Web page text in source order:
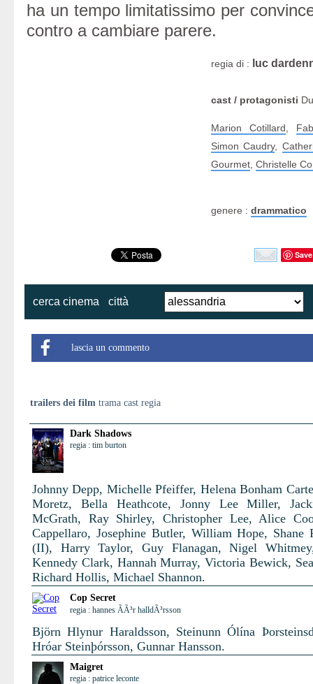
ha un tempo limitatissimo per
contro a cambiare parere.
regia di : luc
cast / protagonisti
Marion Cotillard
Simon Caudry,
Gourmet Christelle
genere : drammatico
Save
cerca cinema città
lascia un commento
trailers dei film trama cast regia
Dark Shadows
regia : tim burton
Johnny Depp, Michelle Pfeiffer, Helena Bonham
Moretz, Bella Heathcote, Jonny Lee Miller,
McGrath, Ray Shirley, Christopher Lee, Alice
Cappellaro, Josephine Butler, William Hope, Shane
(II), Harry Taylor, Guy Flanagan, Nigel
Kennedy Clark, Hannah Murray, Victoria Bewick,
Richard Hollis, Michael Shannon.
Cop Secret
regia : hannes ÃÃ³r halldÃ³rsson
Björn Hlynur Haraldsson, Steinunn Ólína
Hróar Steinþórsson, Gunnar Hansson.
Maigret
regia : patrice leconte